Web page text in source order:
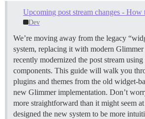
Dev
We’re moving away from the legacy
system, replacing it with modern Glimmer
recently modernized the post stream
components. This guide will walk you
plugins and themes from the old widget-
new Glimmer implementation. Don’t
more straightforward than it might seem
designed the new system to be more